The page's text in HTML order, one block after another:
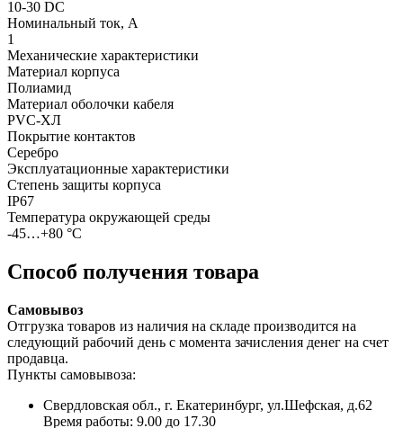
10-30 DC
Номинальный ток, А
1
Механические характеристики
Материал корпуса
Полиамид
Материал оболочки кабеля
PVC-ХЛ
Покрытие контактов
Серебро
Эксплуатационные характеристики
Степень защиты корпуса
IP67
Температура окружающей среды
-45…+80 °С
Способ получения товара
Самовывоз
Отгрузка товаров из наличия на складе производится на
следующий рабочий день с момента зачисления денег на счет
продавца.
Пункты самовывоза:
Свердловская обл., г. Екатеринбург, ул.Шефская, д.62
Время работы: 9.00 до 17.30